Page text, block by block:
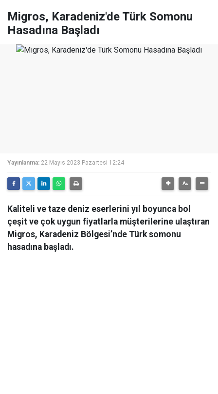
Migros, Karadeniz'de Türk Somonu
Hasadına Başladı
Yayınlanma: 22 Mayıs 2023 Pazartesi 12:24
Kaliteli ve taze deniz eserlerini yıl boyunca bol
çeşit ve çok uygun fiyatlarla müşterilerine ulaştıran
Migros, Karadeniz Bölgesi’nde Türk somonu
hasadına başladı.